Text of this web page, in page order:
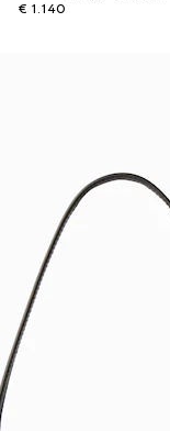
€ 1.140